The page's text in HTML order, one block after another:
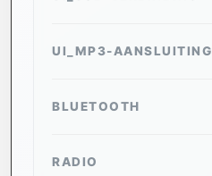
UI_MP3-AANSLUITING
BLUETOOTH
RADIO